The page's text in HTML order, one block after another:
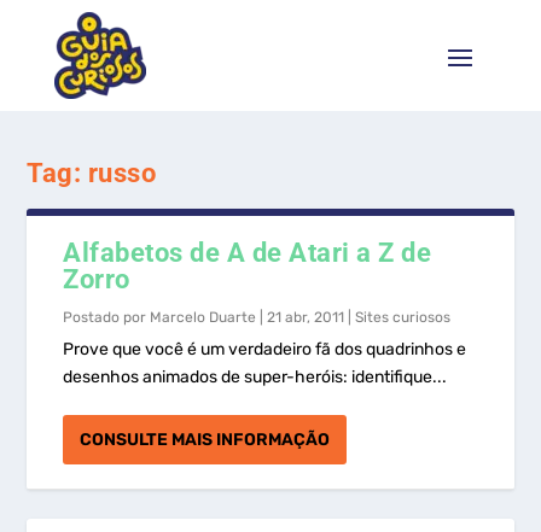
Tag: russo
Alfabetos de A de Atari a Z de
Zorro
Postado por Marcelo Duarte |21 abr, 2011 |Sites curiosos
Prove que você é um verdadeiro fã dos quadrinhos e
desenhos animados de super-heróis: identifique...
CONSULTE MAIS INFORMAÇÃO